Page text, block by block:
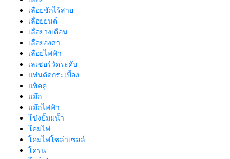
เลื่อยชักไร้สาย
เลื่อยยนต์
เลื่อยวงเดือน
เลื่อยองศา
เลื่อยไฟฟ้า
เลเซอร์วัดระดับ
แท่นตัดกระเบื้อง
แพ็คคู่
แม๊ก
แม๊กไฟฟ้า
โข่งปั๊มมน้ำ
โคมไฟ
โคมไฟโซล่าเซลล์
โดรน